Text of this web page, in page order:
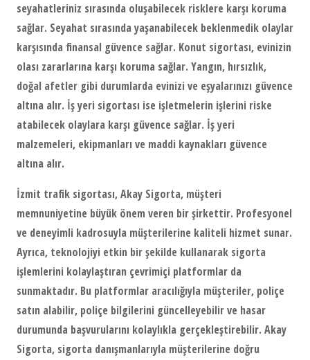
seyahatleriniz sırasında oluşabilecek risklere karşı koruma
sağlar. Seyahat sırasında yaşanabilecek beklenmedik olaylar
karşısında finansal güvence sağlar. Konut sigortası, evinizin
olası zararlarına karşı koruma sağlar. Yangın, hırsızlık,
doğal afetler gibi durumlarda evinizi ve eşyalarınızı güvence
altına alır. İş yeri sigortası ise işletmelerin işlerini riske
atabilecek olaylara karşı güvence sağlar. İş yeri
malzemeleri, ekipmanları ve maddi kaynakları güvence
altına alır.
İzmit trafik sigortası, Akay Sigorta, müşteri
memnuniyetine büyük önem veren bir şirkettir. Profesyonel
ve deneyimli kadrosuyla müşterilerine kaliteli hizmet sunar.
Ayrıca, teknolojiyi etkin bir şekilde kullanarak sigorta
işlemlerini kolaylaştıran çevrimiçi platformlar da
sunmaktadır. Bu platformlar aracılığıyla müşteriler, poliçe
satın alabilir, poliçe bilgilerini güncelleyebilir ve hasar
durumunda başvurularını kolaylıkla gerçekleştirebilir. Akay
Sigorta, sigorta danışmanlarıyla müşterilerine doğru